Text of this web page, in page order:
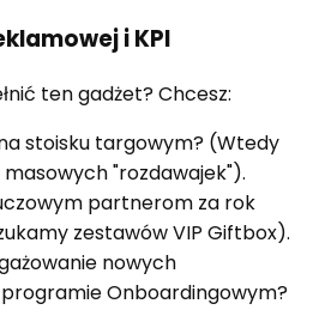
i KPI
ten gadżet? Chcesz:
stoisku targowym? (Wtedy
"rozdawajek").
partnerom za rok
zestawów VIP Giftbox).
nowych
Onboardingowym?